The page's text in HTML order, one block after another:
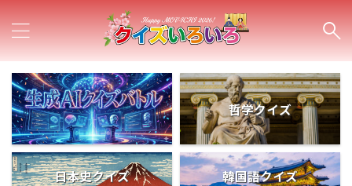
哲学クイズ
日本史クイズ 韓国語クイズ